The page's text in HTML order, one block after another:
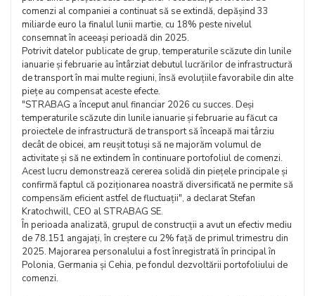
comenzi al companiei a continuat să se extindă, depășind 33
miliarde euro la finalul lunii martie, cu 18% peste nivelul
consemnat în aceeași perioadă din 2025.
Potrivit datelor publicate de grup, temperaturile scăzute din lunile
ianuarie și februarie au întârziat debutul lucrărilor de infrastructură
de transport în mai multe regiuni, însă evoluțiile favorabile din alte
piețe au compensat aceste efecte.
"STRABAG a început anul financiar 2026 cu succes. Deși
temperaturile scăzute din lunile ianuarie și februarie au făcut ca
proiectele de infrastructură de transport să înceapă mai târziu
decât de obicei, am reușit totuși să ne majorăm volumul de
activitate și să ne extindem în continuare portofoliul de comenzi.
Acest lucru demonstrează cererea solidă din piețele principale și
confirmă faptul că poziționarea noastră diversificată ne permite să
compensăm eficient astfel de fluctuații", a declarat Stefan
Kratochwill, CEO al STRABAG SE.
În perioada analizată, grupul de construcții a avut un efectiv mediu
de 78.151 angajați, în creștere cu 2% față de primul trimestru din
2025. Majorarea personalului a fost înregistrată în principal în
Polonia, Germania și Cehia, pe fondul dezvoltării portofoliului de
comenzi.